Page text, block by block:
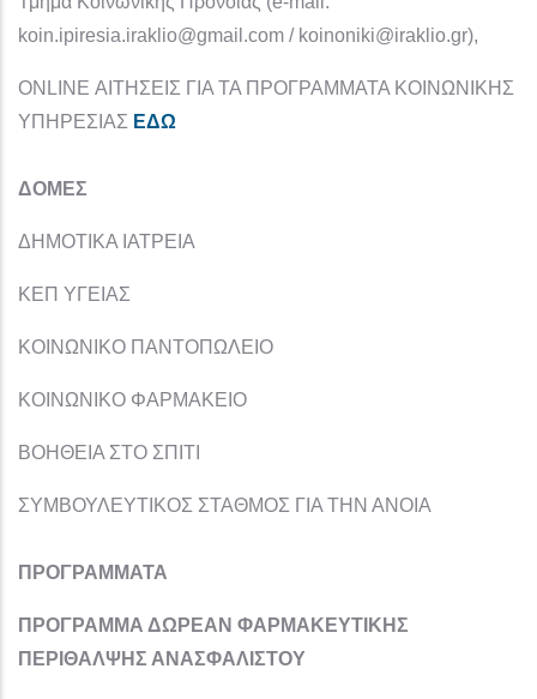
koin.ipiresia.iraklio@gmail.com / koinoniki@iraklio.gr),
ONLINE ΑΙΤΗΣΕΙΣ ΓΙΑ ΤΑ ΠΡΟΓΡΑΜΜΑΤΑ ΚΟΙΝΩΝΙΚΗΣ
ΥΠΗΡΕΣΙΑΣ ΕΔΩ
ΔΟΜΕΣ
ΔΗΜΟΤΙΚΑ ΙΑΤΡΕΙΑ
ΚΕΠ ΥΓΕΙΑΣ
ΚΟΙΝΩΝΙΚΟ ΠΑΝΤΟΠΩΛΕΙΟ
ΚΟΙΝΩΝΙΚΟ ΦΑΡΜΑΚΕΙΟ
ΒΟΗΘΕΙΑ ΣΤΟ ΣΠΙΤΙ
ΣΥΜΒΟΥΛΕΥΤΙΚΟΣ ΣΤΑΘΜΟΣ ΓΙΑ ΤΗΝ ΑΝΟΙΑ
ΠΡΟΓΡΑΜΜΑΤΑ
ΠΡΟΓΡΑΜΜΑ ΔΩΡΕΑΝ ΦΑΡΜΑΚΕΥΤΙΚΗΣ
ΠΕΡΙΘΑΛΨΗΣ ΑΝΑΣΦΑΛΙΣΤΟΥ